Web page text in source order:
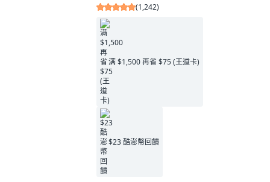
(1,242)
满 $1,500 再省 $75 (王道卡)
$23 酷澎幣回饋